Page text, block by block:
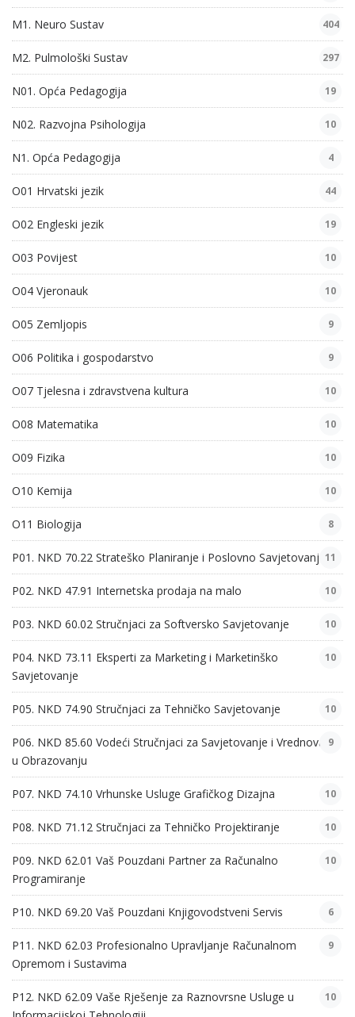
M1. Neuro Sustav 404
M2. Pulmološki Sustav 297
N01. Opća Pedagogija 19
N02. Razvojna Psihologija 10
N1. Opća Pedagogija 4
O01 Hrvatski jezik 44
O02 Engleski jezik 19
O03 Povijest 10
O04 Vjeronauk 10
O05 Zemljopis 9
O06 Politika i gospodarstvo 9
O07 Tjelesna i zdravstvena kultura 10
O08 Matematika 10
O09 Fizika 10
O10 Kemija 10
O11 Biologija 8
P01. NKD 70.22 Strateško Planiranje i Poslovno Savjetovanje11
P02. NKD 47.91 Internetska prodaja na malo 10
P03. NKD 60.02 Stručnjaci za Softversko Savjetovanje 10
P04. NKD 73.11 Eksperti za Marketing i Marketinško
Savjetovanje
10
P05. NKD 74.90 Stručnjaci za Tehničko Savjetovanje 10
P06. NKD 85.60 Vodeći Stručnjaci za Savjetovanje i Vrednovanje
u Obrazovanju
9
P07. NKD 74.10 Vrhunske Usluge Grafičkog Dizajna 10
P08. NKD 71.12 Stručnjaci za Tehničko Projektiranje 10
P09. NKD 62.01 Vaš Pouzdani Partner za Računalno
Programiranje
10
P10. NKD 69.20 Vaš Pouzdani Knjigovodstveni Servis 6
P11. NKD 62.03 Profesionalno Upravljanje Računalnom
Opremom i Sustavima
9
P12. NKD 62.09 Vaše Rješenje za Raznovrsne Usluge u
10